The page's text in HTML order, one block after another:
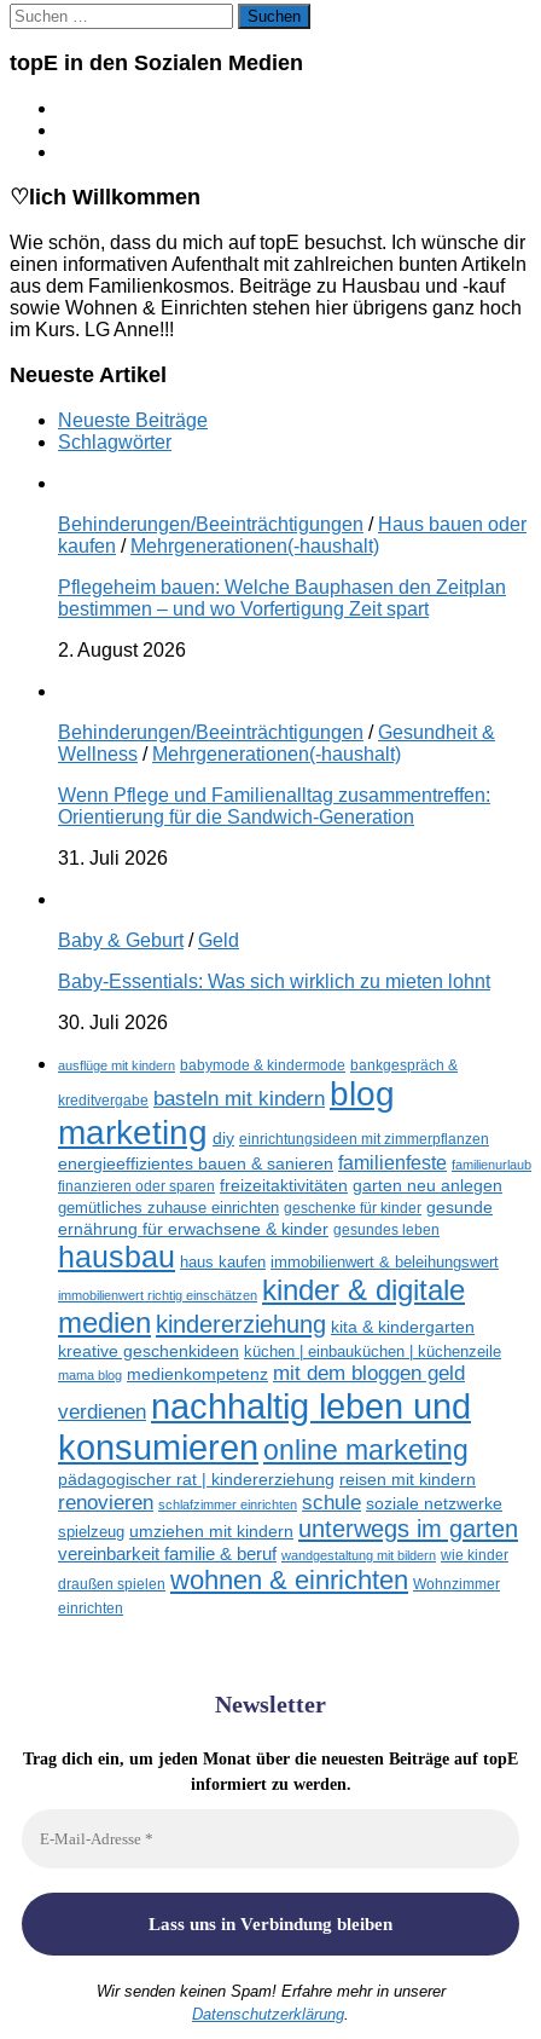
Suchen
nach:
topE in den Sozialen Medien
♡lich Willkommen
Wie schön, dass du mich auf topE besuchst. Ich wünsche dir
einen informativen Aufenthalt mit zahlreichen bunten Artikeln
aus dem Familienkosmos. Beiträge zu Hausbau und -kauf
sowie Wohnen & Einrichten stehen hier übrigens ganz hoch
im Kurs. LG Anne!!!
Neueste Artikel
Neueste Beiträge
Schlagwörter
Behinderungen/Beeinträchtigungen / Haus bauen oder
kaufen / Mehrgenerationen(-haushalt)
Pflegeheim bauen: Welche Bauphasen den Zeitplan
bestimmen – und wo Vorfertigung Zeit spart
2. August 2026
Behinderungen/Beeinträchtigungen /Gesundheit &
Wellness / Mehrgenerationen(-haushalt)
Wenn Pflege und Familienalltag zusammentreffen:
Orientierung für die Sandwich-Generation
31. Juli 2026
Baby & Geburt/Geld
Baby-Essentials: Was sich wirklich zu mieten lohnt
30. Juli 2026
ausflüge mit kindern babymode & kindermode bankgespräch &
kreditvergabe basteln mit kindern blog
marketing diy einrichtungsideen mit zimmerpflanzen
energieeffizientes bauen & sanieren familienfeste familienurlaub
finanzieren oder sparen freizeitaktivitäten garten neu anlegen
gemütliches zuhause einrichten geschenke für kinder gesunde
ernährung für erwachsene & kinder gesundes leben
hausbau haus kaufen immobilienwert & beleihungswert
immobilienwert richtig einschätzen kinder & digitale
medien kindererziehung kita & kindergarten
kreative geschenkideen küchen | einbauküchen | küchenzeile
mama blog medienkompetenz mit dem bloggen geld
verdienen nachhaltig leben und
konsumieren online marketing
pädagogischer rat | kindererziehung reisen mit kindern
renovieren schlafzimmer einrichten schule soziale netzwerke
spielzeug umziehen mit kindern unterwegs im garten
vereinbarkeit familie & beruf wandgestaltung mit bildern wie kinder
draußen spielen wohnen & einrichten Wohnzimmer
einrichten
Newsletter
Trag dich ein, um jeden Monat über die neuesten Beiträge auf topE
informiert zu werden.
Wir senden keinen Spam! Erfahre mehr in unserer
Datenschutzerklärung